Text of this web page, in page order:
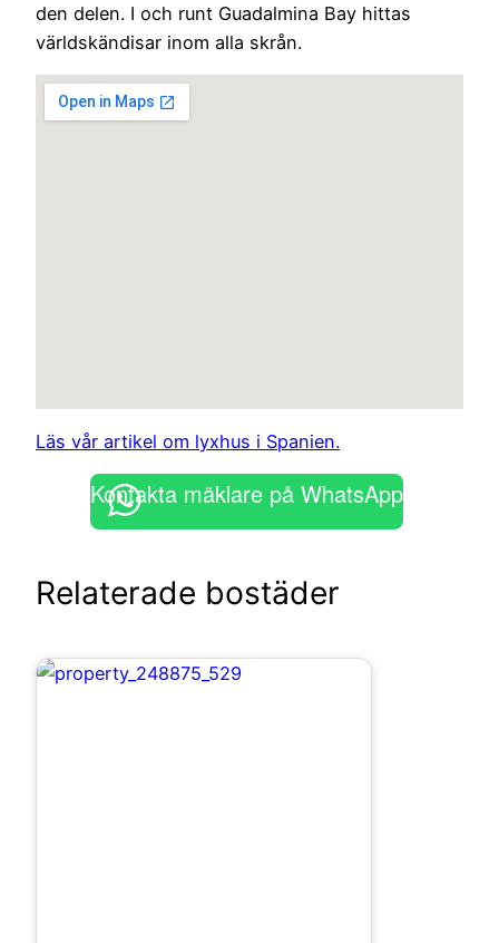
den delen. I och runt Guadalmina Bay hittas
världskändisar inom alla skrån.
Läs vår artikel om lyxhus i Spanien.
Kontakta mäklare på WhatsApp
Relaterade bostäder